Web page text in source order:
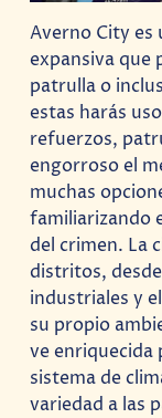
Averno City es
expansiva que
patrulla o
estas harás
refuerzos,
engorroso el
muchas
familiarizando
del crimen. La
distritos,
industriales y
su propio
ve
sistema de
variedad a las